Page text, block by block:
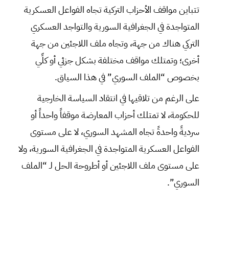
تتباين مواقف الأحزاب التركية تجاه الفواعل العسكرية
المتواجدة في الجغرافية السورية والتواجد العسكري
التركي هناك من جهة، وتجاه ملف اللاجئين من جهة
أخرى؛ وتمتلك مواقف مختلفة بشكل جزئي أو كلِّي
بخصوص “الملف السوري” في هذا السياق.
على الرغم من تلاقيها في انتقاد السياسة الخارجية
للحكومة، لا تمتلك أحزاب المعارضة موقفاً واحداً أو
سرديةً واحدةً تجاه المشهد السوري، لا على مستوى
الفواعل العسكرية المتواجدة في الجغرافية السورية، ولا
على مستوى ملف اللاجئين أو أطروحة الحل لـ “الملف
السوري”.